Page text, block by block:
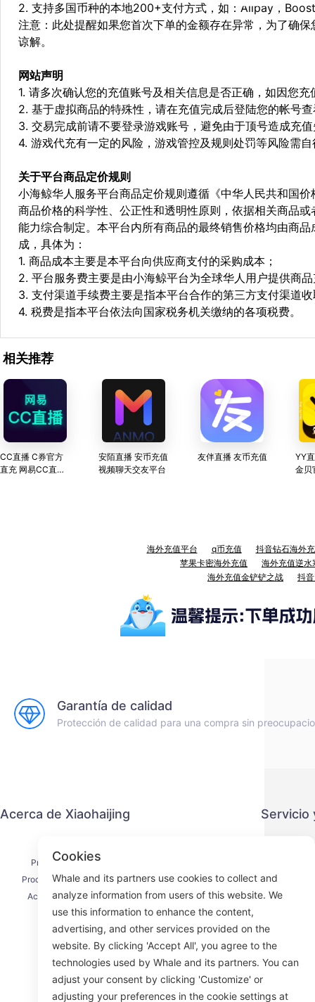
2. 支持多国币种的本地200+支付方式，如：Alipay，
注意：此处提醒如果您首次下单的金额存在异常，为了确
谅解。
网站声明
1. 请多次确认您的充值账号及相关信息是否正确，如因您
2. 基于虚拟商品的特殊性，请在充值完成后登陆您的帐号
3. 交易完成前请不要登录游戏账号，避免由于顶号造成充
4. 游戏代充有一定的风险，游戏管控及规则处罚等风险需
关于平台商品定价规则
小海鲸华人服务平台商品定价规则遵循《中华人民共和国
商品价格的科学性、公正性和透明性原则，依据相关商品
能力综合制定。本平台内所有商品的最终销售价格均由商
成，具体为：
1. 商品成本主要是本平台向供应商支付的采购成本；
2. 平台服务费主要是由小海鲸平台为全球华人用户提供商
3. 支付渠道手续费主要是指本平台合作的第三方支付渠道
4. 税费是指本平台依法向国家税务机关缴纳的各项税费。
相关推荐
CC直播 C券官方
直充 网易CC直播
安陌直播 安币充值
视频聊天交友平台
友伴直播 友币充值
YY
金贝
海外充值平台 q币充值
抖音钻石海外
苹果卡密海外充值
海外充值逆水
海外充值金铲铲之战
抖
Garantía de calidad
Protección de calidad para una compra sin
Acerca de Xiaohaijing
Proceso de envío
Proceso de reembolso
Acerca de nosotros
Servicio
ROOM
Cookies
Whale and its partners use cookies to collect and
analyze information from users of this website. We
use this information to enhance the content,
advertising, and other services provided on the
website. By clicking 'Accept All', you agree to the
technologies used by Whale and its partners. You can
adjust your consent by clicking 'Customize' or
adjusting your preferences in the cookie settings at